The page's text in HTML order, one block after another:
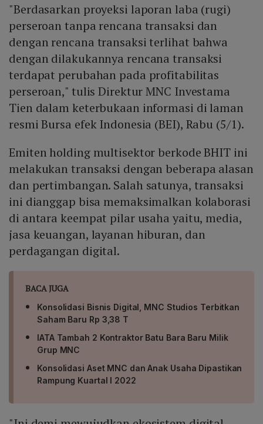
"Berdasarkan proyeksi laporan laba (rugi)
perseroan tanpa rencana transaksi dan
dengan rencana transaksi terlihat bahwa
dengan dilakukannya rencana transaksi
terdapat perubahan pada profitabilitas
perseroan," tulis Direktur MNC Investama
Tien dalam keterbukaan informasi di laman
resmi Bursa efek Indonesia (BEI), Rabu (5/1).
Emiten holding multisektor berkode BHIT ini
melakukan transaksi dengan beberapa alasan
dan pertimbangan. Salah satunya, transaksi
ini dianggap bisa memaksimalkan kolaborasi
di antara keempat pilar usaha yaitu, media,
jasa keuangan, layanan hiburan, dan
perdagangan digital.
BACA JUGA
Konsolidasi Bisnis Digital, MNC Studios Terbitkan
Saham Baru Rp 3,38 T
IATA Tambah 2 Kontraktor Batu Bara Baru Milik
Grup MNC
Konsolidasi Aset MNC dan Anak Usaha Dipastikan
Rampung Kuartal I 2022